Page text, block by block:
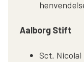
Aalborg Stift
Sct. Nicolai